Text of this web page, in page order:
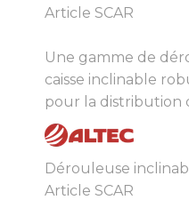
Article SCAR
Une gamme de
caisse inclinable
pour la distribution
Dérouleuse
Article SCAR